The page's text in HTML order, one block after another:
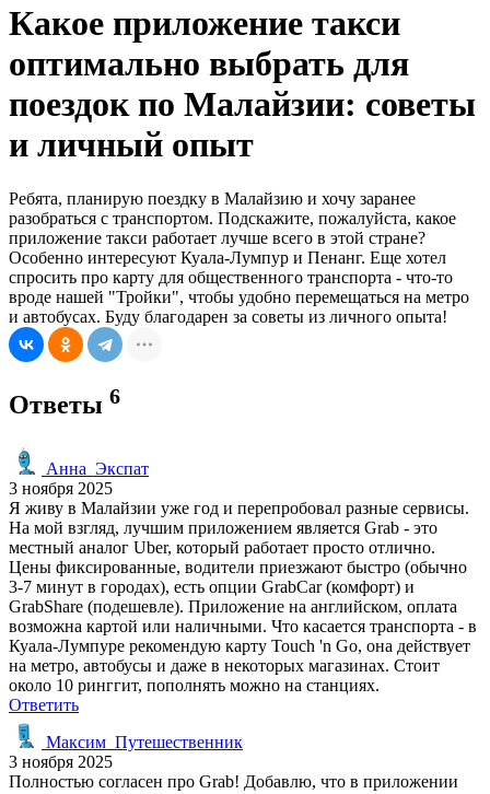
Какое приложение такси
оптимально выбрать для
поездок по Малайзии: советы
и личный опыт
Ребята, планирую поездку в Малайзию и хочу заранее
разобраться с транспортом. Подскажите, пожалуйста, какое
приложение такси работает лучше всего в этой стране?
Особенно интересуют Куала-Лумпур и Пенанг. Еще хотел
спросить про карту для общественного транспорта - что-то
вроде нашей "Тройки", чтобы удобно перемещаться на метро
и автобусах. Буду благодарен за советы из личного опыта!
Ответы 6
Анна_Экспат
3 ноября 2025
Я живу в Малайзии уже год и перепробовал разные сервисы.
На мой взгляд, лучшим приложением является Grab - это
местный аналог Uber, который работает просто отлично.
Цены фиксированные, водители приезжают быстро (обычно
3-7 минут в городах), есть опции GrabCar (комфорт) и
GrabShare (подешевле). Приложение на английском, оплата
возможна картой или наличными. Что касается транспорта - в
Куала-Лумпуре рекомендую карту Touch 'n Go, она действует
на метро, автобусы и даже в некоторых магазинах. Стоит
около 10 ринггит, пополнять можно на станциях.
Ответить
Максим_Путешественник
3 ноября 2025
Полностью согласен про Grab! Добавлю, что в приложении